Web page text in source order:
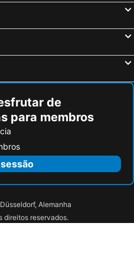
Kitzbuehel, Tirol Hotéis
de
para membros
Alemanha
direitos reservados.